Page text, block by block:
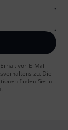
von E-Mail-
zu. Die
finden Sie in
.